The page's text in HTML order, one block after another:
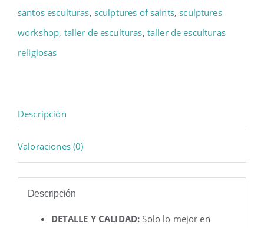
santos esculturas, sculptures of saints,sculptures
workshop, taller de esculturas, taller de esculturas
religiosas
Descripción
Valoraciones (0)
Descripción
DETALLE Y CALIDAD:Solo lo mejor en